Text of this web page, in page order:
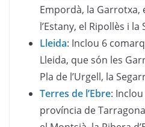
Empordà, la Garrotxa,
l’Estany, el Ripollès i la
Lleida: Inclou 6
Lleida, que són les
Pla de l’Urgell, la
Terres de l’Ebre:
província de